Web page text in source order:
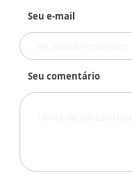
Seu e-mail
Seu comentário